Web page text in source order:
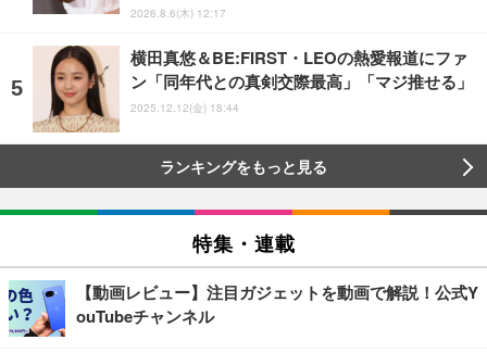
2026.8.6(木) 12:17
横田真悠＆BE:FIRST・LEOの熱愛報道にファ
ン「同年代との真剣交際最高」「マジ推せる」
2025.12.12(金) 18:44
ランキングをもっと見る
特集・連載
【動画レビュー】注目ガジェットを動画で解説！公式Y
ouTubeチャンネル